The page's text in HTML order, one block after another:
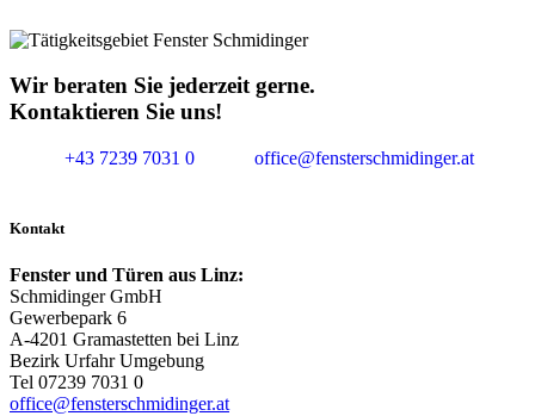
Wir beraten Sie jederzeit gerne.
Kontaktieren Sie uns!
+43 7239 7031 0 office@fensterschmidinger.at
Kontakt
Fenster und Türen aus Linz:
Schmidinger GmbH
Gewerbepark 6
A-4201 Gramastetten bei Linz
Bezirk Urfahr Umgebung
Tel 07239 7031 0
office@fensterschmidinger.at